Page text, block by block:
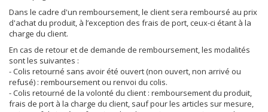
Dans le cadre d'un remboursement, le client sera remboursé au prix
d'achat du produit, à l’exception des frais de port, ceux-ci étant à la
charge du client.
En cas de retour et de demande de remboursement, les modalités
sont les suivantes :
- Colis retourné sans avoir été ouvert (non ouvert, non arrivé ou
refusé) : remboursement ou renvoi du colis.
- Colis retourné de la volonté du client : remboursement du produit,
frais de port à la charge du client, sauf pour les articles sur mesure,